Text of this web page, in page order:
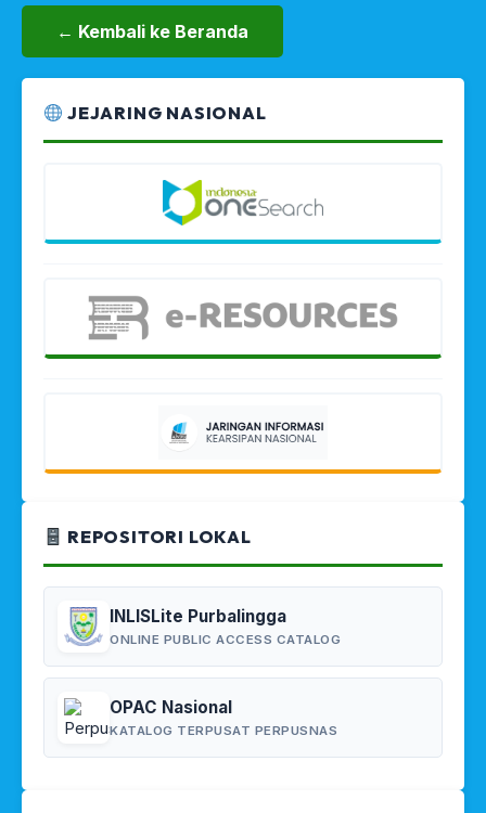
← Kembali ke Beranda
JEJARING NASIONAL
REPOSITORI LOKAL
INLISLite Purbalingga
ONLINE PUBLIC ACCESS CATALOG
OPAC Nasional
KATALOG TERPUSAT PERPUSNAS